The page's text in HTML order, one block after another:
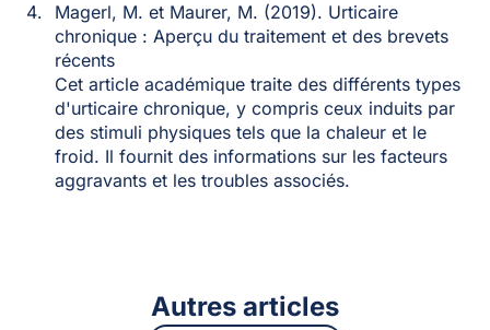
Magerl, M. et Maurer, M. (2019). Urticaire
chronique : Aperçu du traitement et des brevets
récents
Cet article académique traite des différents types
d'urticaire chronique, y compris ceux induits par
des stimuli physiques tels que la chaleur et le
froid. Il fournit des informations sur les facteurs
aggravants et les troubles associés.
Autres articles